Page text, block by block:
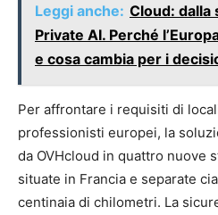
Leggi anche: Cloud: dalla
Private AI. Perché
e cosa cambia per i
Per affrontare i requisiti di
professionisti europei, la
da OVHcloud in quattro nuove
situate in Francia e separate
centinaia di chilometri. La